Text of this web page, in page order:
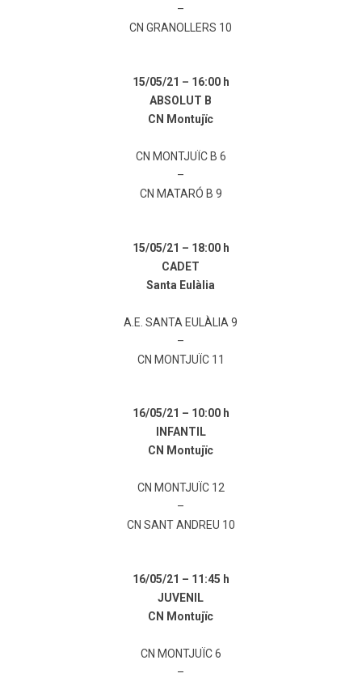
–
CN GRANOLLERS 10
15/05/21 – 16:00 h
ABSOLUT B
CN Montujïc
CN MONTJUÏC B 6
–
CN MATARÓ B 9
15/05/21 – 18:00 h
CADET
Santa Eulàlia
A.E. SANTA EULÀLIA 9
–
CN MONTJUÏC 11
16/05/21 – 10:00 h
INFANTIL
CN Montujïc
CN MONTJUÏC 12
–
CN SANT ANDREU 10
16/05/21 – 11:45 h
JUVENIL
CN Montujïc
CN MONTJUÏC 6